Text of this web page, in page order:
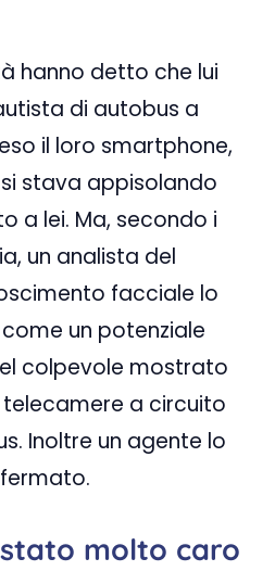
hanno detto che lui
di autobus a
il loro smartphone,
stava appisolando
a lei. Ma, secondo i
un analista del
facciale lo
un potenziale
colpevole mostrato
telecamere a circuito
Inoltre un agente lo
molto caro